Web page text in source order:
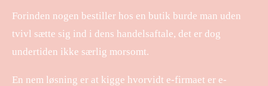
Forinden nogen bestiller hos en butik burde man uden
tvivl sætte sig ind i dens handelsaftale, det er dog
undertiden ikke særlig morsomt.
En nem løsning er at kigge hvorvidt e-firmaet er e-